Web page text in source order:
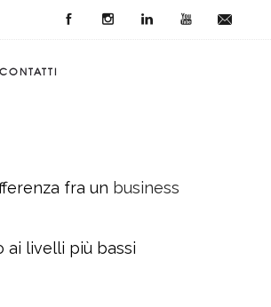
CONTATTI
fra un business
ai livelli più bassi